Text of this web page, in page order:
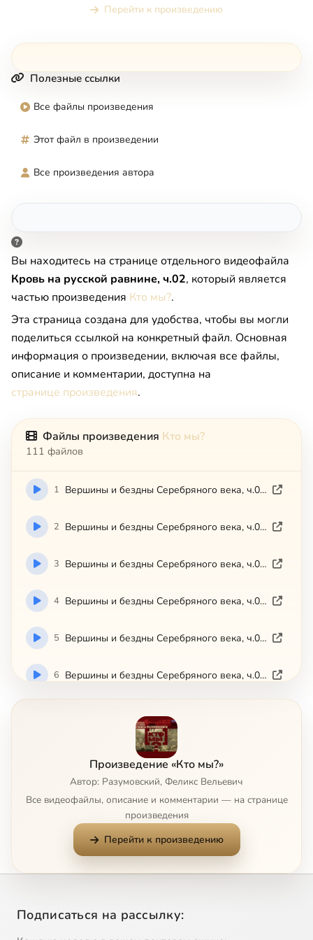
Перейти к произведению
Полезные ссылки
Все файлы произведения
Этот файл в произведении
Все произведения автора
Вы находитесь на странице отдельного видеофайла
Кровь на русской равнине, ч.02, который является
частью произведения Кто мы?.
Эта страница создана для удобства, чтобы вы могли
поделиться ссылкой на конкретный файл. Основная
информация о произведении, включая все файлы,
описание и комментарии, доступна на
странице произведения.
Файлы произведения Кто мы?
111 файлов
1 Вершины и бездны Серебряного века, ч.01 (2008)
2 Вершины и бездны Серебряного века, ч.02 (2008)
3 Вершины и бездны Серебряного века, ч.03 (2008)
4 Вершины и бездны Серебряного века, ч.04 (2008)
5 Вершины и бездны Серебряного века, ч.05 (2008)
6 Вершины и бездны Серебряного века, ч.06 (2008)
Произведение «Кто мы?»
Автор: Разумовский, Феликс Вельевич
Все видеофайлы, описание и комментарии — на странице
произведения
Перейти к произведению
Подписаться на рассылку: